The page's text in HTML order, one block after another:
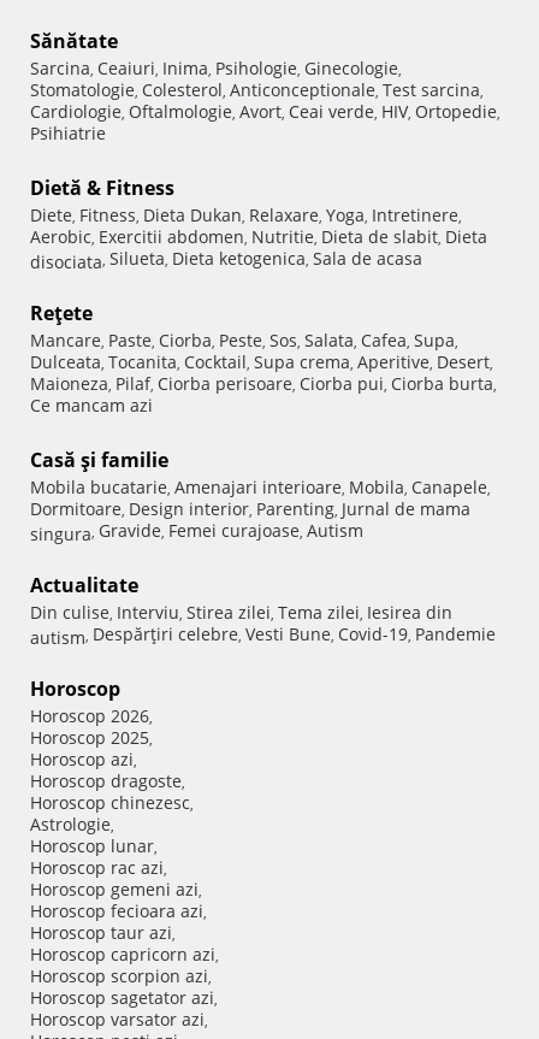
Sănătate
Sarcina, Ceaiuri, Inima, Psihologie, Ginecologie,
Stomatologie, Colesterol, Anticonceptionale, Test sarcina,
Cardiologie, Oftalmologie, Avort, Ceai verde, HIV, Ortopedie,
Psihiatrie
Dietă & Fitness
Diete, Fitness, Dieta Dukan, Relaxare, Yoga, Intretinere,
Aerobic, Exercitii abdomen, Nutritie, Dieta de slabit, Dieta
disociata, Silueta, Dieta ketogenica, Sala de acasa
Reţete
Mancare, Paste, Ciorba, Peste, Sos, Salata, Cafea, Supa,
Dulceata, Tocanita, Cocktail, Supa crema, Aperitive, Desert,
Maioneza, Pilaf, Ciorba perisoare, Ciorba pui, Ciorba burta,
Ce mancam azi
Casă şi familie
Mobila bucatarie, Amenajari interioare, Mobila, Canapele,
Dormitoare, Design interior, Parenting, Jurnal de mama
singura, Gravide, Femei curajoase, Autism
Actualitate
Din culise, Interviu, Stirea zilei, Tema zilei, Iesirea din
autism, Despărţiri celebre, Vesti Bune, Covid-19, Pandemie
Horoscop
Horoscop 2026,
Horoscop 2025,
Horoscop azi,
Horoscop dragoste,
Horoscop chinezesc,
Astrologie,
Horoscop lunar,
Horoscop rac azi,
Horoscop gemeni azi,
Horoscop fecioara azi,
Horoscop taur azi,
Horoscop capricorn azi,
Horoscop scorpion azi,
Horoscop sagetator azi,
Horoscop varsator azi,